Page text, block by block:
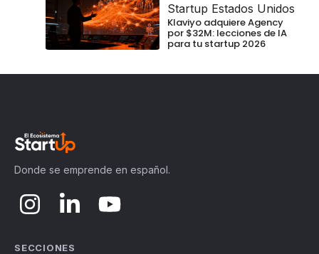
Startup Estados Unidos
Klaviyo adquiere Agency
por $32M: lecciones de IA
para tu startup 2026
Donde se emprende en español.
SECCIONES